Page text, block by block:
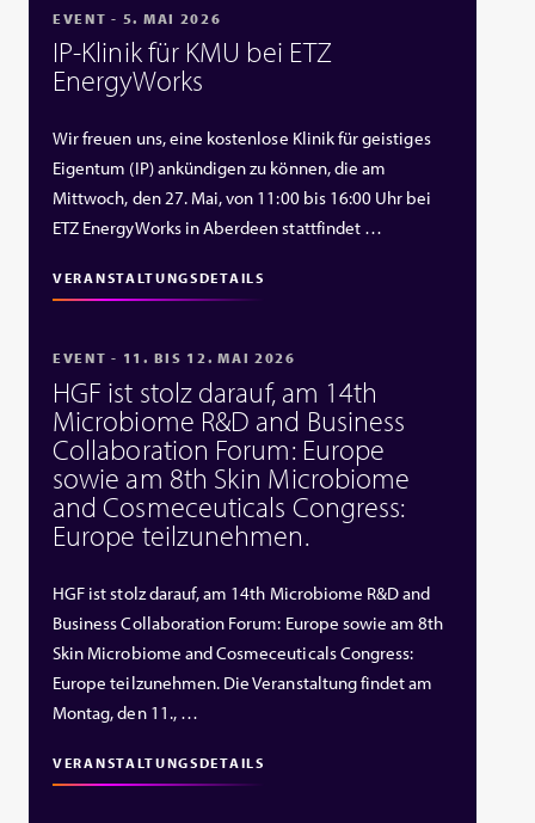
EVENT - 5. MAI 2026
IP‑Klinik für KMU bei ETZ
EnergyWorks
Wir freuen uns, eine kostenlose Klinik für geistiges
Eigentum (IP) ankündigen zu können, die am
Mittwoch, den 27. Mai, von 11:00 bis 16:00 Uhr bei
ETZ EnergyWorks in Aberdeen stattfindet …
VERANSTALTUNGSDETAILS
EVENT - 11. BIS 12. MAI 2026
HGF ist stolz darauf, am 14th
Microbiome R&D and Business
Collaboration Forum: Europe
sowie am 8th Skin Microbiome
and Cosmeceuticals Congress:
Europe teilzunehmen.
HGF ist stolz darauf, am 14th Microbiome R&D and
Business Collaboration Forum: Europe sowie am 8th
Skin Microbiome and Cosmeceuticals Congress:
Europe teilzunehmen. Die Veranstaltung findet am
Montag, den 11., …
VERANSTALTUNGSDETAILS